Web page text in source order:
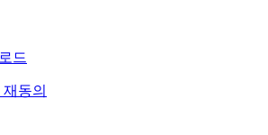
드
동의